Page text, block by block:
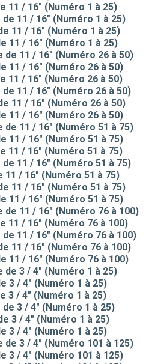
11 / 16" (Numéro 1 à 25)
11 / 16" (Numéro 1 à 25)
11 / 16" (Numéro 1 à 25)
11 / 16" (Numéro 1 à 25)
11 / 16" (Numéro 26 à 50)
11 / 16" (Numéro 26 à 50)
11 / 16" (Numéro 26 à 50)
11 / 16" (Numéro 26 à 50)
11 / 16" (Numéro 26 à 50)
11 / 16" (Numéro 26 à 50)
11 / 16" (Numéro 51 à 75)
11 / 16" (Numéro 51 à 75)
11 / 16" (Numéro 51 à 75)
11 / 16" (Numéro 51 à 75)
/ 16" (Numéro 51 à 75)
11 / 16" (Numéro 51 à 75)
11 / 16" (Numéro 51 à 75)
11 / 16" (Numéro 76 à 100)
11 / 16" (Numéro 76 à 100)
11 / 16" (Numéro 76 à 100)
11 / 16" (Numéro 76 à 100)
11 / 16" (Numéro 76 à 100)
3 / 4" (Numéro 1 à 25)
3 / 4" (Numéro 1 à 25)
3 / 4" (Numéro 1 à 25)
3 / 4" (Numéro 1 à 25)
3 / 4" (Numéro 1 à 25)
3 / 4" (Numéro 1 à 25)
3 / 4" (Numéro 101 à 125)
3 / 4" (Numéro 101 à 125)